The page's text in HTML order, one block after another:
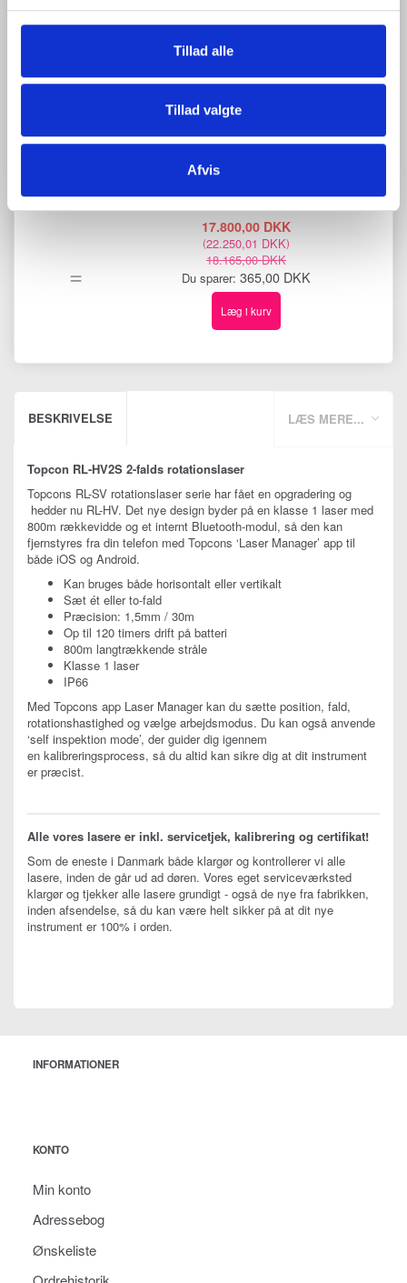
Tillad alle
Tillad valgte
Afvis
+
LASERSTADIE, 1.30-2.42M
492,50 DKK
675,00 DKK
=
17.800,00 DKK
(22.250,01 DKK)
18.165,00 DKK
Du sparer: 365,00 DKK
Læg i kurv
LÆS MERE...
BESKRIVELSE
Topcon RL-HV2S 2-falds rotationslaser
Topcons RL-SV rotationslaser serie har fået en opgradering og
hedder nu RL-HV. Det nye design byder på en klasse 1 laser med
800m rækkevidde og et internt Bluetooth-modul, så den kan
fjernstyres fra din telefon med Topcons ‘Laser Manager’ app til
både iOS og Android.
Kan bruges både horisontalt eller vertikalt
Sæt ét eller to-fald
Præcision: 1,5mm / 30m
Op til 120 timers drift på batteri
800m langtrækkende stråle
Klasse 1 laser
IP66
Med Topcons app Laser Manager kan du sætte position, fald,
rotationshastighed og vælge arbejdsmodus. Du kan også anvende
‘self inspektion mode’, der guider dig igennem
en kalibreringsprocess, så du altid kan sikre dig at dit instrument
er præcist.
Alle vores lasere er inkl. servicetjek, kalibrering og certifikat!
Som de eneste i Danmark både klargør og kontrollerer vi alle
lasere, inden de går ud ad døren. Vores eget serviceværksted
klargør og tjekker alle lasere grundigt - også de nye fra fabrikken,
inden afsendelse, så du kan være helt sikker på at dit nye
instrument er 100% i orden.
INFORMATIONER
KONTO
Min konto
Adressebog
Ønskeliste